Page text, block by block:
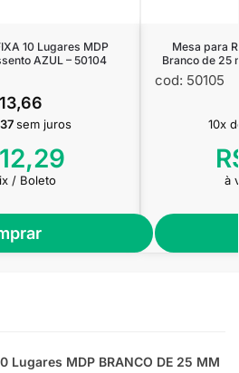
10 Lugares MDP
AZUL – 50104
sem juros
/ Boleto
Mesa para
Branco de 25
cod: 50105
10x
à
Lugares MDP BRANCO DE 25 MM